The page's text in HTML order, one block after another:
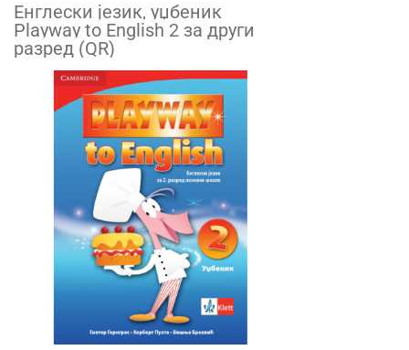
Енглески језик, уџбеник
Playway to English 2 за други
разред (QR)